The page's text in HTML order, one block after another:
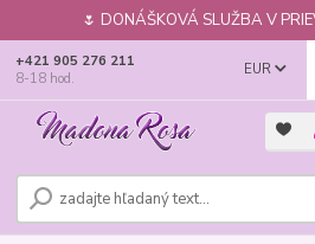
🌷 DONÁŠKOVÁ SLUŽBA V
EUR
+421 905 276 211
8-18 hod.